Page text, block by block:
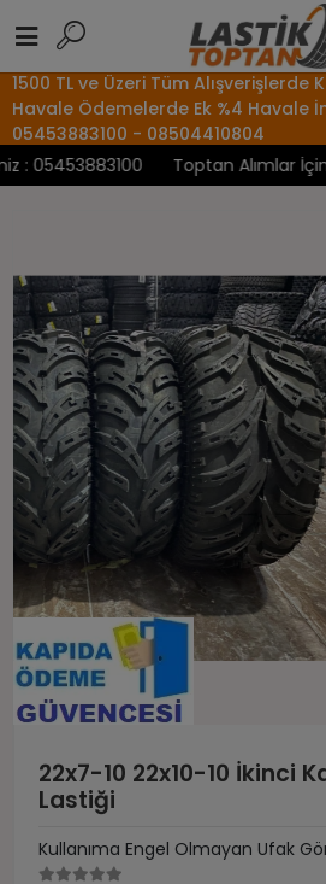
1500 TL ve Üzeri Tüm
Havale Ödemelerde Ek %4 Havale
05453883100 - 08504410804
Toptan Alımlar İçin
22x7-10 22x10-10 İkinci
Lastiği
Kullanıma Engel Olmayan Ufak